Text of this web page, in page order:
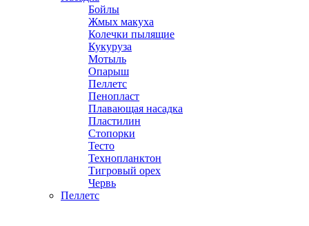
Бойлы
Жмых макуха
Колечки пылящие
Кукуруза
Мотыль
Опарыш
Пеллетс
Пенопласт
Плавающая насадка
Пластилин
Стопорки
Тесто
Технопланктон
Тигровый орех
Червь
Пеллетс